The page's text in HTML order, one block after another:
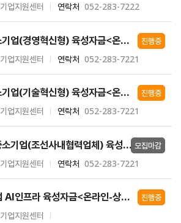
기업지원센터 연락처 052-283-7222
울산광역시 1차 중소기업(경영혁신형) 육성자금<온라인-상시접수>
기업지원센터 연락처 052-283-7221
진행중
울산광역시 1차 중소기업(기술혁신형) 육성자금<온라인-상시접수>
기업지원센터 연락처 052-283-7221
진행중
울산광역시 제1차 중소기업(조선사내협력업체) 육성자금<온라인>
기업지원센터 연락처 052-283-7221
모집마감
울산광역시 중소기업 AI인프라 육성자금<온라인-상시접수>
기업지원센터
진행중